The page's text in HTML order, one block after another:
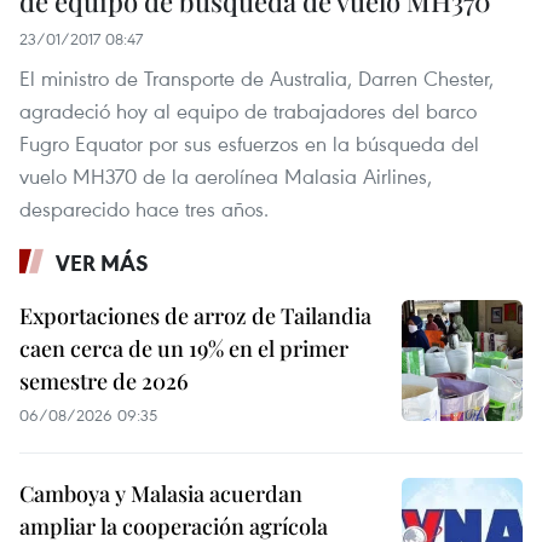
23/01/2017 08:47
El ministro de Transporte de Australia, Darren Chester,
agradeció hoy al equipo de trabajadores del barco
Fugro Equator por sus esfuerzos en la búsqueda del
vuelo MH370 de la aerolínea Malasia Airlines,
desparecido hace tres años.
VER MÁS
Exportaciones de arroz de Tailandia
caen cerca de un 19% en el primer
semestre de 2026
06/08/2026 09:35
Camboya y Malasia acuerdan
ampliar la cooperación agrícola